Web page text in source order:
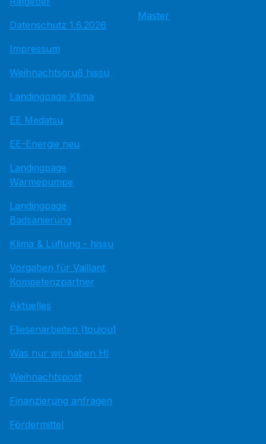
Datenschutz 1.6.2026
Impressum
Weihnachtsgruß hissu
Landingpage Klima
EE Medatsu
EE-Energie neu
Landingpage
Wärmepumpe
Landingpage
Badsanierung
Klima & Lüftung - hissu
Vorgaben für Vaillant
Kompetenzpartner
Aktuelles
Fliesenarbeiten (toujou)
Was nur wir haben HI
Weihnachtspost
Finanzierung anfragen
Fördermittel
Master